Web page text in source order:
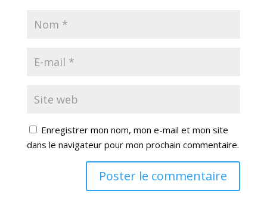
Enregistrer mon nom, mon e-mail et mon site
dans le navigateur pour mon prochain commentaire.